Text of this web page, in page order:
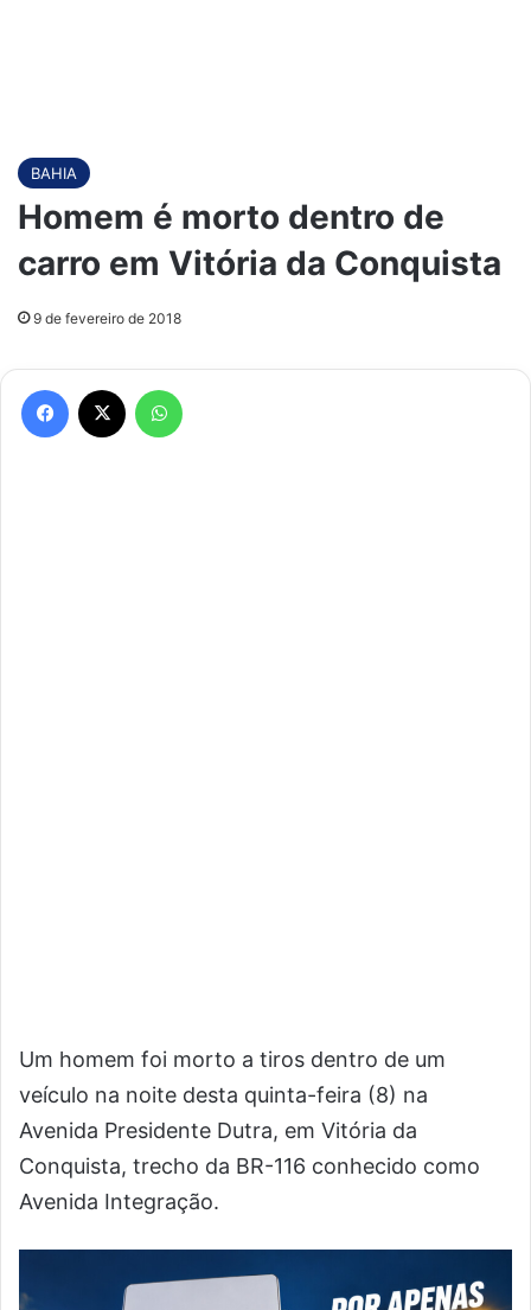
BAHIA
Homem é morto dentro de
carro em Vitória da Conquista
9 de fevereiro de 2018
Um homem foi morto a tiros dentro de um
veículo na noite desta quinta-feira (8) na
Avenida Presidente Dutra, em Vitória da
Conquista, trecho da BR-116 conhecido como
Avenida Integração.